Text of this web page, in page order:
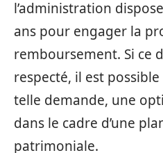
l’administration
ans pour engager la
remboursement. Si ce
respecté, il est
telle demande, une
dans le cadre d’une
patrimoniale.